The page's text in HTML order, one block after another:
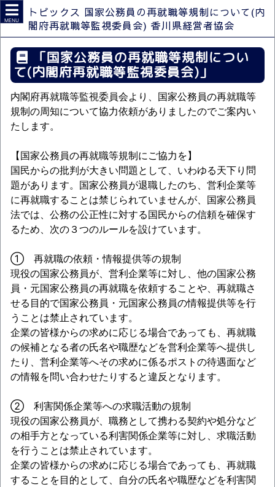
MENU
トピックス 国家公務員の再就職等規制について(内
閣府再就職等監視委員会)香川県経営者協会
「国家公務員の再就職等規制につい
て(内閣府再就職等監視委員会)」
内閣府再就職等監視委員会より、国家公務員の再就職等
規制の周知について協力依頼がありましたのでご案内い
たします。
【国家公務員の再就職等規制にご協力を】
国民からの批判が大きい問題として、いわゆる天下り問
題があります。国家公務員が退職したのち、営利企業等
に再就職することは禁じられていませんが、国家公務員
法では、公務の公正性に対する国民からの信頼を確保す
るため、次の３つのルールを設けています。
① 再就職の依頼・情報提供等の規制
現役の国家公務員が、営利企業等に対し、他の国家公務
員・元国家公務員の再就職を依頼することや、再就職さ
せる目的で国家公務員・元国家公務員の情報提供等を行
うことは禁止されています。
企業の皆様からの求めに応じる場合であっても、再就職
の候補となる者の氏名や職歴などを営利企業等へ提供し
たり、営利企業等へその求めに係るポストの待遇面など
の情報を問い合わせたりすると違反となります。
② 利害関係企業等への求職活動の規制
現役の国家公務員が、職務として携わる契約や処分など
の相手方となっている利害関係企業等に対し、求職活動
を行うことは禁止されています。
企業の皆様からの求めに応じる場合であっても、再就職
することを目的として、自分の氏名や職歴などを利害関